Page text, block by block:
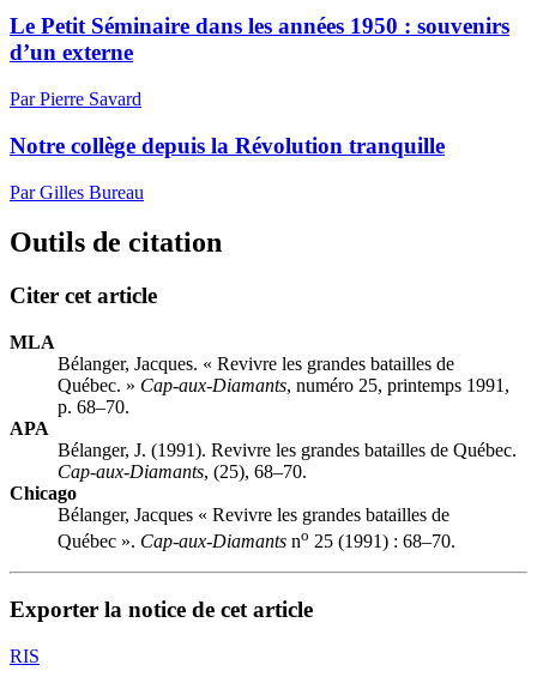
Le Petit Séminaire dans les années 1950 : souvenirs
d’un externe
Par Pierre Savard
Notre collège depuis la Révolution tranquille
Par Gilles Bureau
Outils de citation
Citer cet article
MLA
Bélanger, Jacques. « Revivre les grandes batailles de
Québec. » Cap-aux-Diamants, numéro 25, printemps 1991,
p. 68–70.
APA
Bélanger, J. (1991). Revivre les grandes batailles de Québec.
Cap-aux-Diamants, (25), 68–70.
Chicago
Bélanger, Jacques « Revivre les grandes batailles de
Québec ». Cap-aux-Diamants no 25 (1991) : 68–70.
Exporter la notice de cet article
RIS